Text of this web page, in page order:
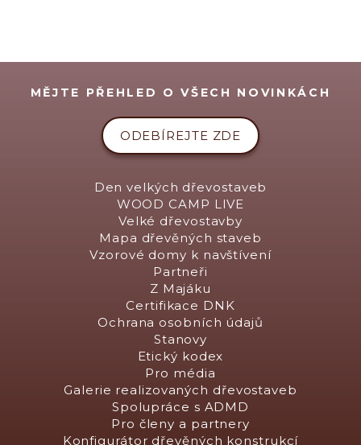
MĚJTE PŘEHLED O VŠECH NOVINKÁCH
ODEBÍREJTE ZDE
Den velkých dřevostaveb
WOOD CAMP LIVE
Velké dřevostavby
Mapa dřevěných staveb
Vzorové domy k navštívení
Partneři
Z Majáku
Certifikace DNK
Ochrana osobních údajů
Stanovy
Etický kodex
Pro média
Galerie realizovaných dřevostaveb
Spolupráce s ADMD
Pro členy a partnery
Konfigurátor dřevěných konstrukcí